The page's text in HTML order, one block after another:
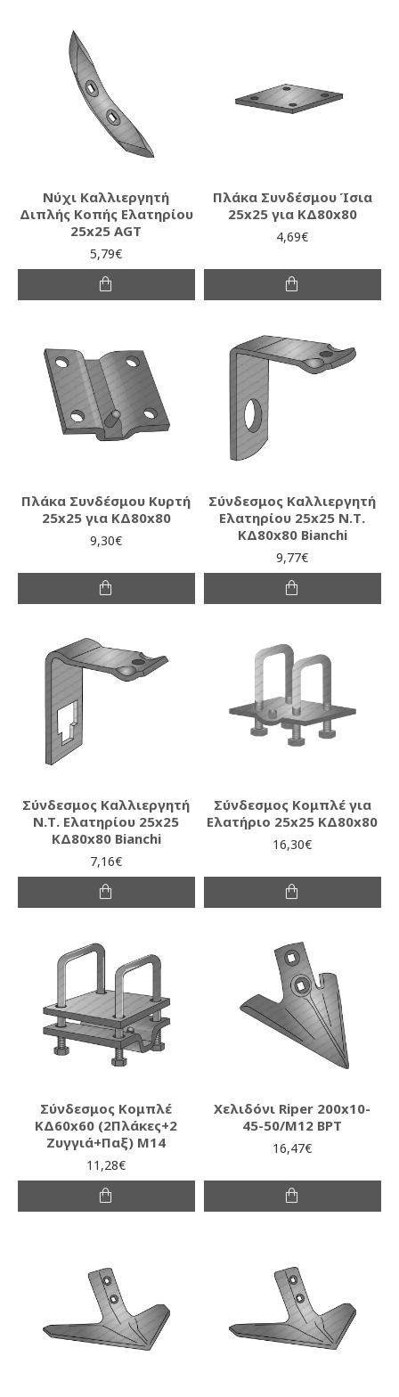
Νύχι Καλλιεργητή
Διπλής Κοπής Ελατηρίου
25x25 AGT
5,79€
Πλάκα Συνδέσμου Ίσια
25x25 για ΚΔ80x80
4,69€
Πλάκα Συνδέσμου Κυρτή
25x25 για ΚΔ80x80
9,30€
Σύνδεσμος Καλλιεργητή
Ελατηρίου 25x25 Ν.Τ.
ΚΔ80x80 Bianchi
9,77€
Σύνδεσμος Καλλιεργητή
Ν.Τ. Ελατηρίου 25x25
ΚΔ80x80 Bianchi
7,16€
Σύνδεσμος Κομπλέ για
Ελατήριο 25x25 ΚΔ80x80
16,30€
Σύνδεσμος Κομπλέ
ΚΔ60x60 (2Πλάκες+2
Ζυγγιά+Παξ) Μ14
11,28€
Χελιδόνι Riper 200x10-
45-50/M12 BPT
16,47€